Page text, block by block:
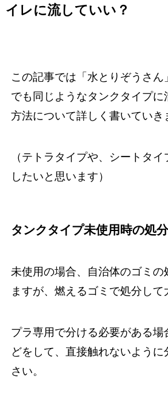
イレに流していい？
この記事では「水とりぞうさん
でも同じようなタンクタイプに
方法について詳しく書いていき
（テトラタイプや、シートタ
したいと思います）
タンクタイプ未使用時の処
未使用の場合、自治体のゴミの
ますが、燃えるゴミで処分して
プラ専用で分ける必要がある場
どをして、直接触れないよう
さい。